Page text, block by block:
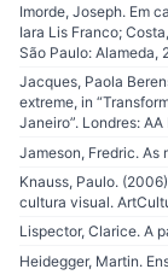
Imorde, Joseph. Em
Iara Lis Franco;
São Paulo: Alameda,
Jacques, Paola
extreme, in
Janeiro”. Londres:
Jameson, Fredric. As
Knauss, Paulo.
cultura visual.
Lispector, Clarice. A
Heidegger, Martin.